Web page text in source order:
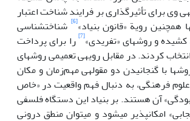
وی برای تأثیرگذاری بر فرایند شناخت اعتبار
هم­چنین رویة «قانون بنیاد»[6]
شناخت­شناسی
و روش­های «تفریدی»[7] را برای پرداخت
کردند. در مقابل رویه­ی تعمیمی روش­های
با گنجانیدن دو مقوله­ی مهم‌زمان و مکان
فرهنگی، به دنبال فهم واقعیت در «خاص
آن هستند. بر بنیاد این دستگاه فلسفی
امکان­پذیر می­شود و می­توان منطق درونی